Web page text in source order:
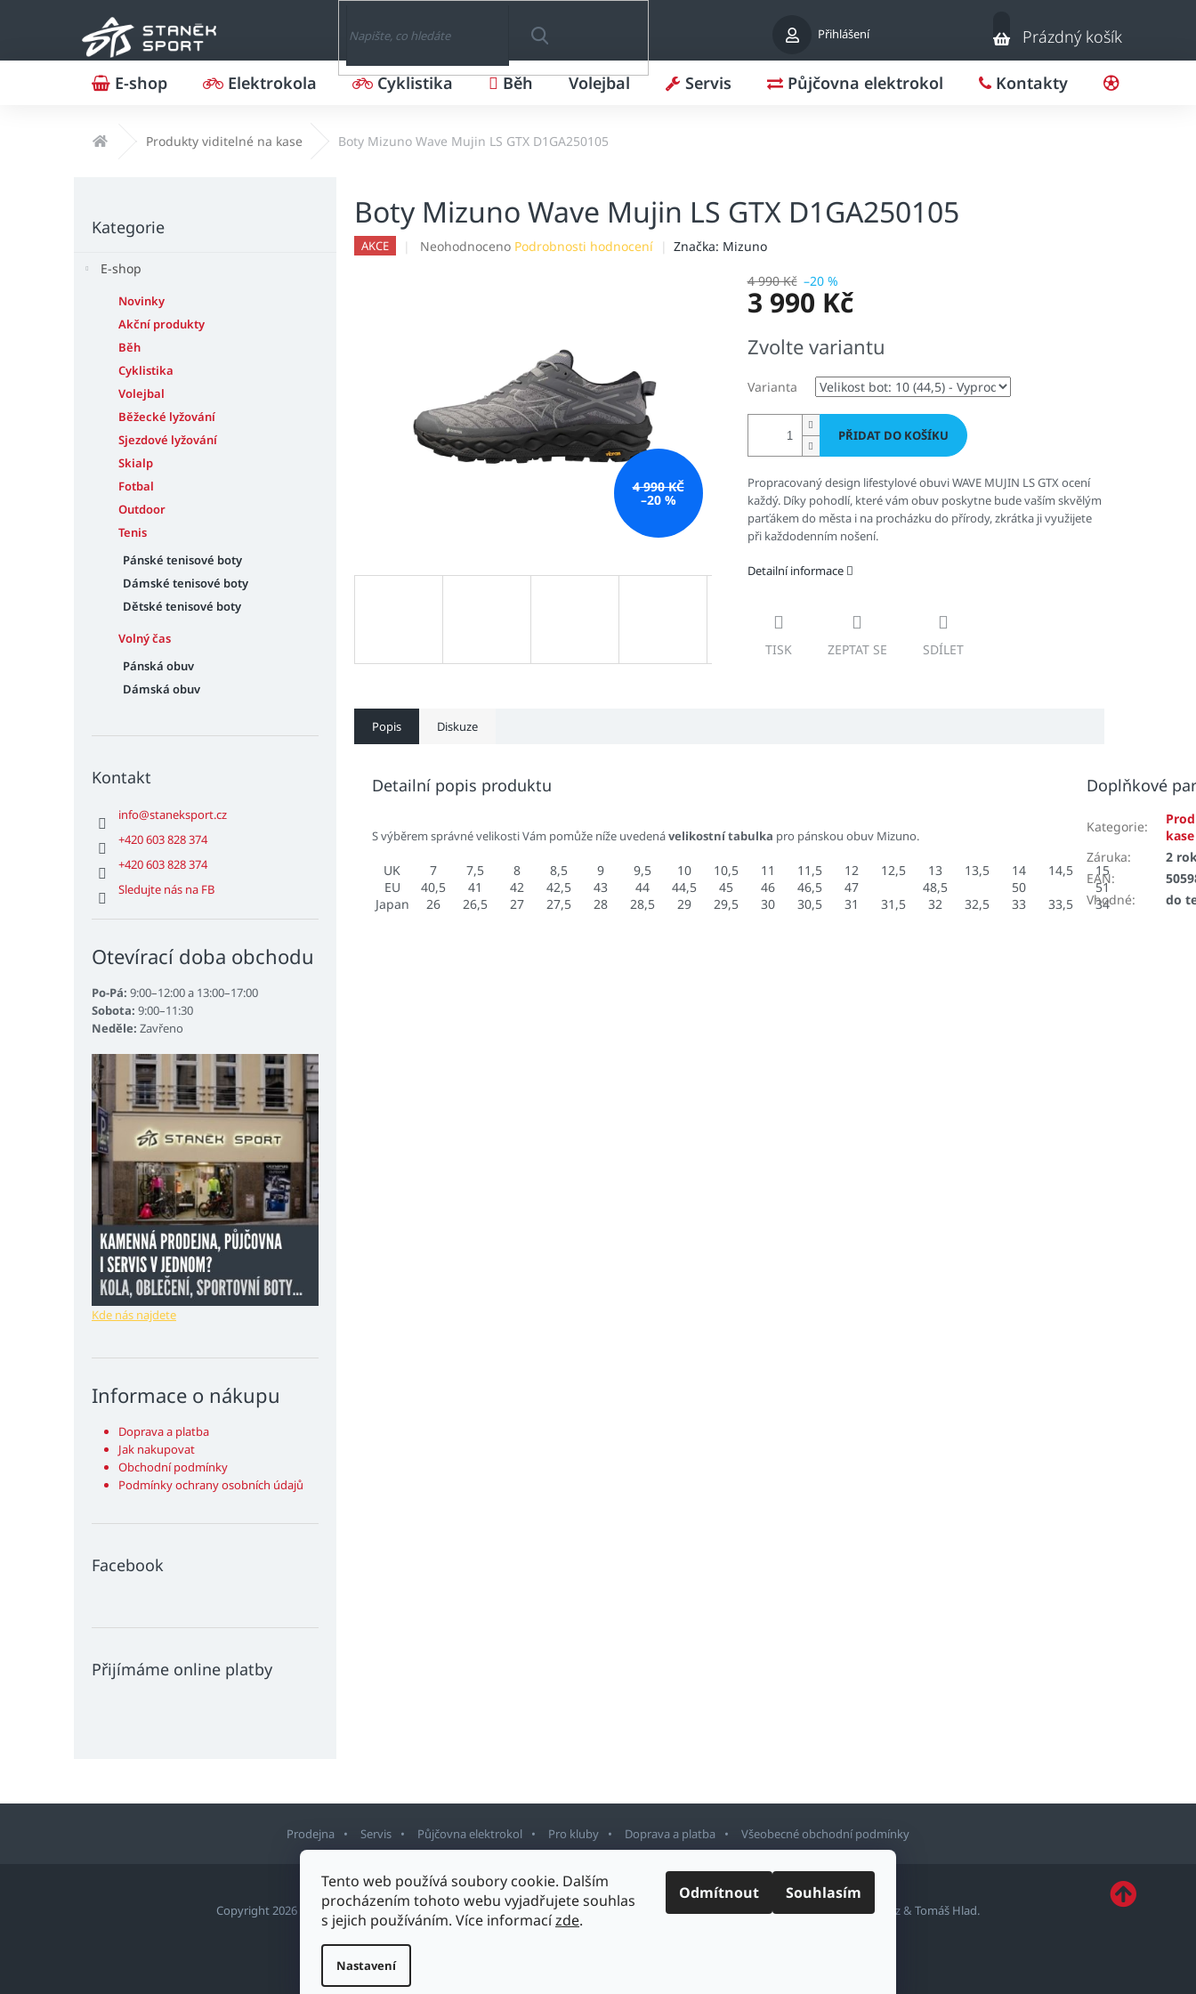
Tento web používá soubory cookie. Dalším
procházením tohoto webu vyjadřujete souhlas
s jejich používáním. Více informacízde.
Nastavení
Odmítnout Souhlasím
Přihlášení
HLEDAT
Nákupní
košík
Prázdný košík
E-shop Elektrokola Cyklistika Běh Volejbal Servis Půjčovna elektrokol Kontakty
Domů Produkty viditelné na kase Boty Mizuno Wave Mujin LS GTX D1GA250105
kategorie
Kategorie
E-shop
Novinky
Akční produkty
Běh
Cyklistika
Volejbal
Běžecké lyžování
Sjezdové lyžování
Skialp
Fotbal
Outdoor
Tenis
Pánské tenisové boty
Dámské tenisové boty
Dětské tenisové boty
Volný čas
Pánská obuv
Dámská obuv
Kontakt
info@staneksport.cz
+420 603 828 374
+420 603 828 374
Sledujte nás na FB
Otevírací doba obchodu
Po-Pá: 9:00–12:00 a 13:00–17:00
Sobota: 9:00–11:30
Neděle: Zavřeno
Kde nás najdete
Informace o nákupu
Doprava a platba
Jak nakupovat
Obchodní podmínky
Podmínky ochrany osobních údajů
Facebook
Přijímáme online platby
Boty Mizuno Wave Mujin LS GTX D1GA250105
AKCE
Průměrné
Neohodnoceno Podrobnosti hodnocení Značka: Mizuno
4 990 KČ
–20 %
4 990 Kč –20 %
3 990 Kč
cena:
Zvolte variantu
Varianta
PŘIDAT DO KOŠÍKU
Propracovaný design lifestylové obuvi WAVE MUJIN LS GTXocení
každý. Díky pohodlí, které vám obuv poskytne bude vaším skvělým
parťákem do města i na procházku do přírody, zkrátka ji využijete
při každodenním nošení.
Detailní informace
TISK ZEPTAT SE SDÍLET
Popis Diskuze
Detailní popis produktu
S výběrem správné velikosti Vám pomůže níže uvedenávelikostní tabulka pro pánskou obuv Mizuno.
UK 7 7,5 8 8,5 9 9,5 10 10,5 11 11,5 12 12,5 13 13,5 14 14,5
15
EU
40,5 41 42 42,5 43 44 44,5 45 46 46,5 47 48,5 50
51
Japan
26 26,5 27 27,5 28 28,5 29 29,5 30 30,5 31 31,5 32 32,5 33 33,5 34
Doplňkové
Kategorie:
kase
Záruka:
2
EAN:
Vhodné: do
Prodejna Servis Půjčovna elektrokol Pro kluby Doprava a platba Všeobecné obchodní podmínky
Copyright 2026 Sport Staněk Turnov. Všechna práva vyhrazena.Upravit nastavení cookies Design šablony vytvořilShoptetak.cz& Tomáš Hlad.